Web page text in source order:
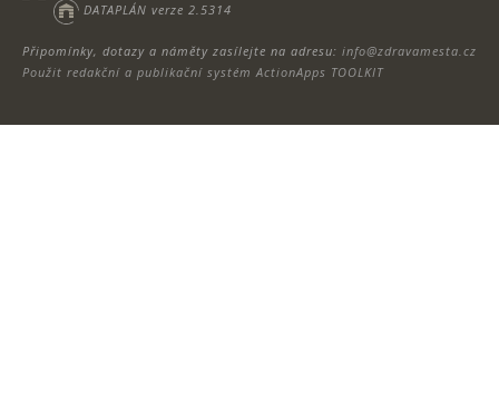
Připomínky, dotazy a náměty zasílejte na adresu: info@zdravamesta.cz
Použit redakční a publikační systém ActionApps TOOLKIT
DATAPLÁN verze 2.5314